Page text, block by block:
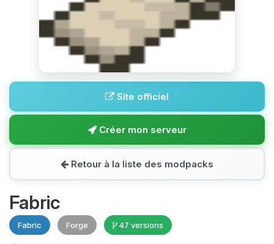
Site officiel
Créer mon serveur
Retour à la liste des modpacks
Fabric
Fabric Forge 47 versions